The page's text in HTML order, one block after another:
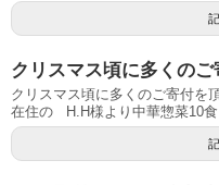
クリスマス頃に多くのご
クリスマス頃に多くのご寄付を
在住の H.H様より中華惣菜10